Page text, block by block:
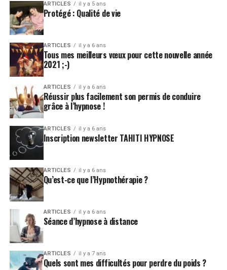
ARTICLES il y a 5 ans
Protégé : Qualité de vie
ARTICLES il y a 6 ans
Tous mes meilleurs vœux pour cette nouvelle année
2021 ;-)
ARTICLES il y a 6 ans
Réussir plus facilement son permis de conduire
grâce à l’hypnose !
ARTICLES il y a 6 ans
Inscription newsletter TAHITI HYPNOSE
ARTICLES il y a 6 ans
Qu’est-ce que l’Hypnothérapie ?
ARTICLES il y a 6 ans
Séance d’hypnose à distance
ARTICLES il y a 7 ans
Quels sont mes difficultés pour perdre du poids ?